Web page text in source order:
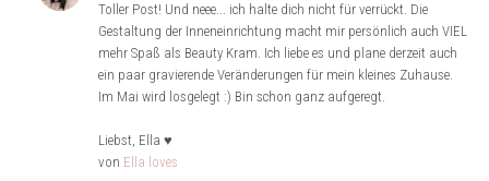
Toller Post! Und neee... ich halte dich nicht für verrückt. Die
Gestaltung der Inneneinrichtung macht mir persönlich auch VIEL
mehr Spaß als Beauty Kram. Ich liebe es und plane derzeit auch
ein paar gravierende Veränderungen für mein kleines Zuhause.
Im Mai wird losgelegt :) Bin schon ganz aufgeregt.
Liebst, Ella ♥
von Ella loves